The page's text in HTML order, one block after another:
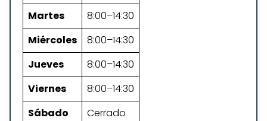
Martes
8:00–14:30
Miércoles
8:00–14:30
Jueves
8:00–14:30
Viernes
8:00–14:30
Sábado
Cerrado